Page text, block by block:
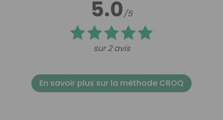
5.0/5
sur 2 avis
En savoir plus sur la méthode CROQ